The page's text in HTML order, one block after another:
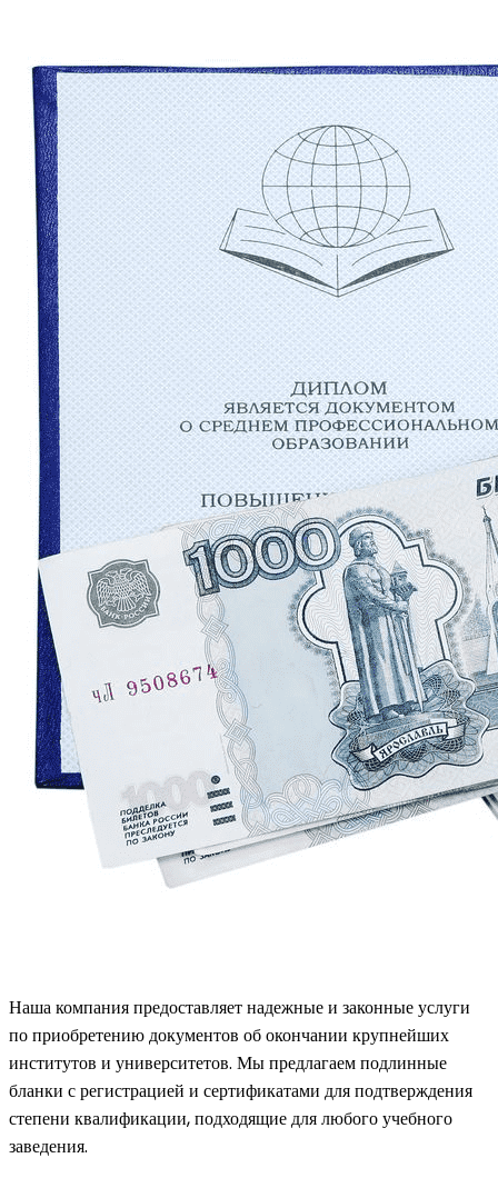
Наша компания предоставляет надежные и законные услуги
по приобретению документов об окончании крупнейших
институтов и университетов. Мы предлагаем подлинные
бланки с регистрацией и сертификатами для подтверждения
степени квалификации, подходящие для любого учебного
заведения.